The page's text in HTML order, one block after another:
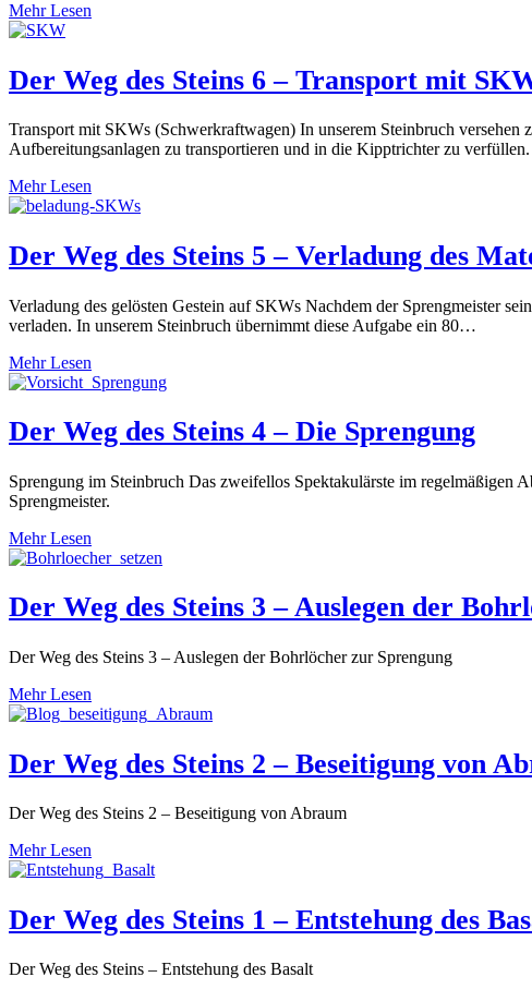
Mehr Lesen
Der Weg des Steins 6 – Transport mit
Transport mit SKWs (Schwerkraftwagen) In unserem Steinbruch
Aufbereitungsanlagen zu transportieren und in die Kipptrichter zu
Mehr Lesen
Der Weg des Steins 5 – Verladung des
Verladung des gelösten Gestein auf SKWs Nachdem der Sprengmeister
verladen. In unserem Steinbruch übernimmt diese Aufgabe ein 80…
Mehr Lesen
Der Weg des Steins 4 – Die Sprengung
Sprengung im Steinbruch Das zweifellos Spektakulärste im regelmäßigen
Sprengmeister.
Mehr Lesen
Der Weg des Steins 3 – Auslegen der
Der Weg des Steins 3 – Auslegen der Bohrlöcher zur Sprengung
Mehr Lesen
Der Weg des Steins 2 – Beseitigung von
Der Weg des Steins 2 – Beseitigung von Abraum
Mehr Lesen
Der Weg des Steins 1 – Entstehung des
Der Weg des Steins – Entstehung des Basalt